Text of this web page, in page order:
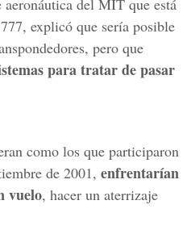
aeronáutica del MIT que está
explicó que sería posible
pero que
para tratar de pasar
como los que participaron
de 2001, enfrentarían
vuelo, hacer un aterrizaje